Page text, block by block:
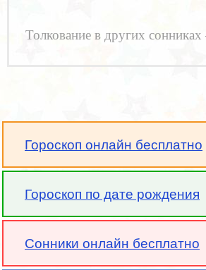
Толкование в других
Гороскоп онлайн бесплатно
Гороскоп по дате рождения
Сонники онлайн бесплатно